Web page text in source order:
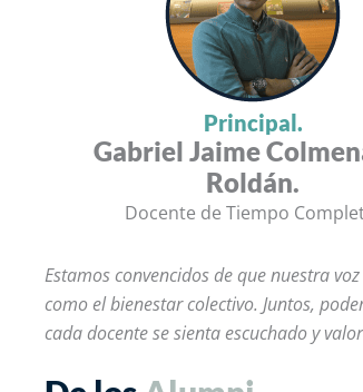
Principal.
Gabriel Jaime
Roldán.
Docente de Tiempo
Estamos convencidos de que nuestra
como el bienestar colectivo. Juntos,
cada docente se sienta escuchado y